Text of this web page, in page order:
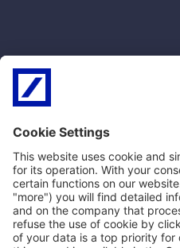
Normative e
norme
contrattuali
MiFID
SEPA
PSD2
Privacy
Policy Cookie